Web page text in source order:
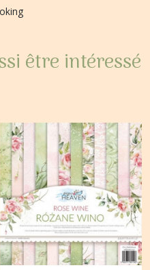
être intéressé